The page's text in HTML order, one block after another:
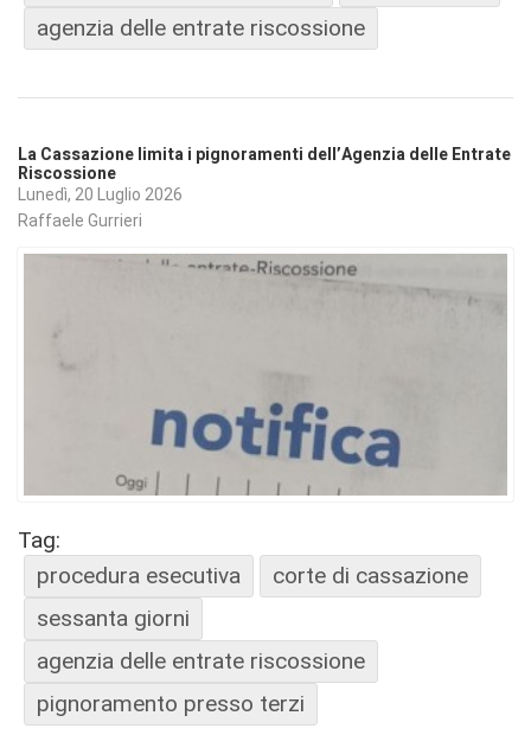
agenzia delle entrate riscossione
La Cassazione limita i pignoramenti dell’Agenzia delle Entrate
Riscossione
Lunedì, 20 Luglio 2026
Raffaele Gurrieri
Tag:
procedura esecutiva
corte di cassazione
sessanta giorni
agenzia delle entrate riscossione
pignoramento presso terzi